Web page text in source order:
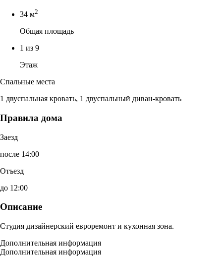
34 м2
Общая площадь
1 из 9
Этаж
Спальные места
1 двуспальная кровать, 1 двуспальный диван-кровать
Правила дома
Заезд
после 14:00
Отъезд
до 12:00
Описание
Студия дизайнерский евроремонт и кухонная зона.
Дополнительная информация
Дополнительная информация